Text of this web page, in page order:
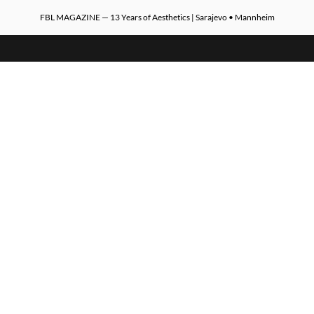
FBL MAGAZINE — 13 Years of Aesthetics | Sarajevo • Mannheim